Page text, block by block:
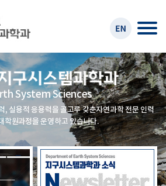
System Sciences
, 실용적 응용력을 골고루 갖춘자연과학 전문 인력
학원과정을 운영하고 있습니다.